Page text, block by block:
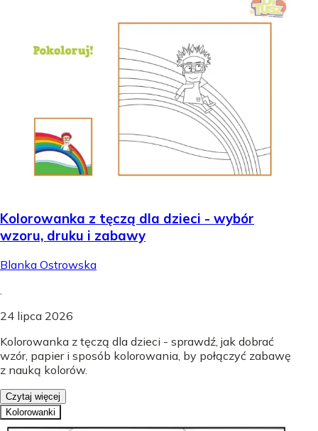
Kolorowanka z tęczą dla dzieci - wybór
wzoru, druku i zabawy
Blanka Ostrowska
24 lipca 2026
Kolorowanka z tęczą dla dzieci - sprawdź, jak dobrać
wzór, papier i sposób kolorowania, by połączyć zabawę
z nauką kolorów.
Czytaj więcej
Kolorowanki